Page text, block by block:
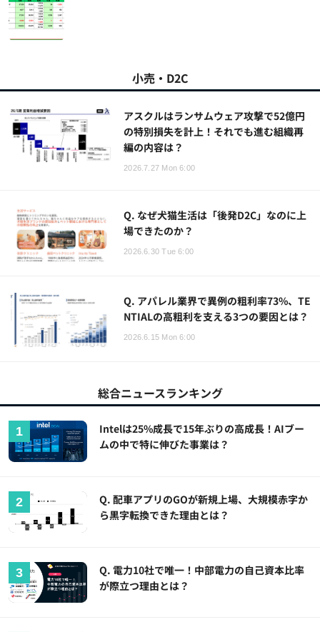
小売・D2C
アスクルはランサムウェア攻撃で52億円
の特別損失を計上！それでも進む組織再
編の内容は？
2026.7.27 Mon 6:00
Q. なぜ犬猫生活は「後発D2C」なのに上
場できたのか？
2026.6.30 Tue 6:00
Q. アパレル業界で異例の粗利率73%、TE
NTIALの高粗利を支える3つの要因とは？
2026.6.15 Mon 6:00
総合ニュースランキング
Intelは25%成長で15年ぶりの高成長！AIブー
ムの中で特に伸びた事業は？
Q. 配車アプリのGOが新規上場、大規模赤字か
ら黒字転換できた理由とは？
Q. 電力10社で唯一！中部電力の自己資本比率
が際立つ理由とは？